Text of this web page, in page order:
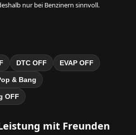
nur bei Benzinern sinnvoll.
DTC OFF EVAP OFF
& Bang
OFF
mit Freunden